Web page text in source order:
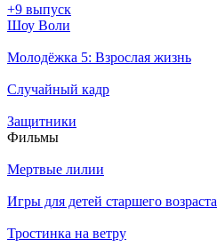
+9 выпуск
Шоу Воли
Молодёжка 5: Взрослая жизнь
Случайный кадр
Защитники
Филь­мы
Мертвые лилии
Игры для детей старшего возраста
Тростинка на ветру